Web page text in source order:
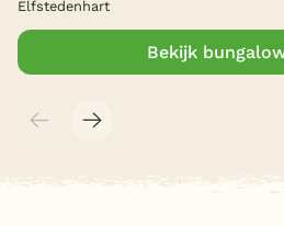
Elfstedenhart
Bekijk